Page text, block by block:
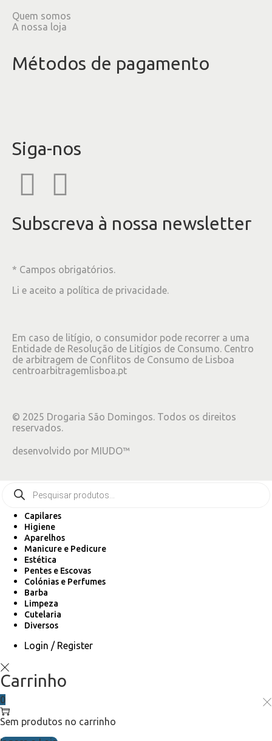
Quem somos
A nossa loja
Métodos de pagamento
Siga-nos
Subscreva à nossa newsletter
* Campos obrigatórios.
Li e aceito a política de privacidade.
Em caso de litígio, o consumidor pode recorrer a uma
Entidade de Resolução de Litígios de Consumo. Centro
de arbitragem de Conflitos de Consumo de Lisboa
centroarbitragemlisboa.pt
© 2025 Drogaria São Domingos. Todos os direitos
reservados.
desenvolvido por MIUDO™
Capilares
Higiene
Aparelhos
Manicure e Pedicure
Estética
Pentes e Escovas
Colónias e Perfumes
Barba
Limpeza
Cutelaria
Diversos
Login / Register
Carrinho
0
Sem produtos no carrinho